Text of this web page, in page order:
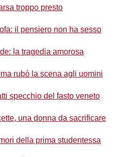
troppo presto
il pensiero non ha sesso
la tragedia amorosa
rubò la scena agli uomini
specchio del fasto veneto
una donna da sacrificare
della prima studentessa